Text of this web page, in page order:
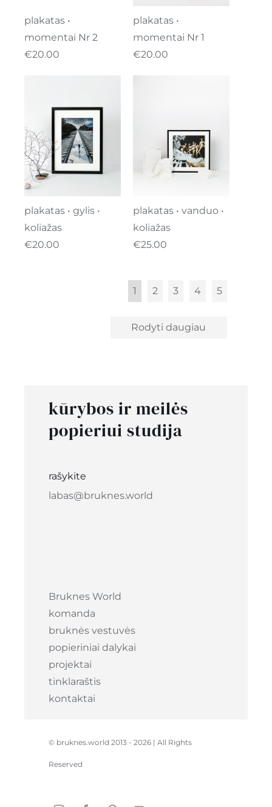
plakatas •
momentai Nr 2
€20.00
plakatas •
momentai Nr 1
€20.00
plakatas • gylis •
koliažas
€20.00
plakatas • vanduo •
koliažas
€25.00
1 2 3 4 5
Rodyti daugiau
kūrybos ir meilės
popieriui studija
rašykite
labas@bruknes.world
Bruknes World
komanda
bruknės vestuvės
popieriniai dalykai
projektai
tinklaraštis
kontaktai
© bruknes.world 2013 - 2026 | All Rights
Reserved